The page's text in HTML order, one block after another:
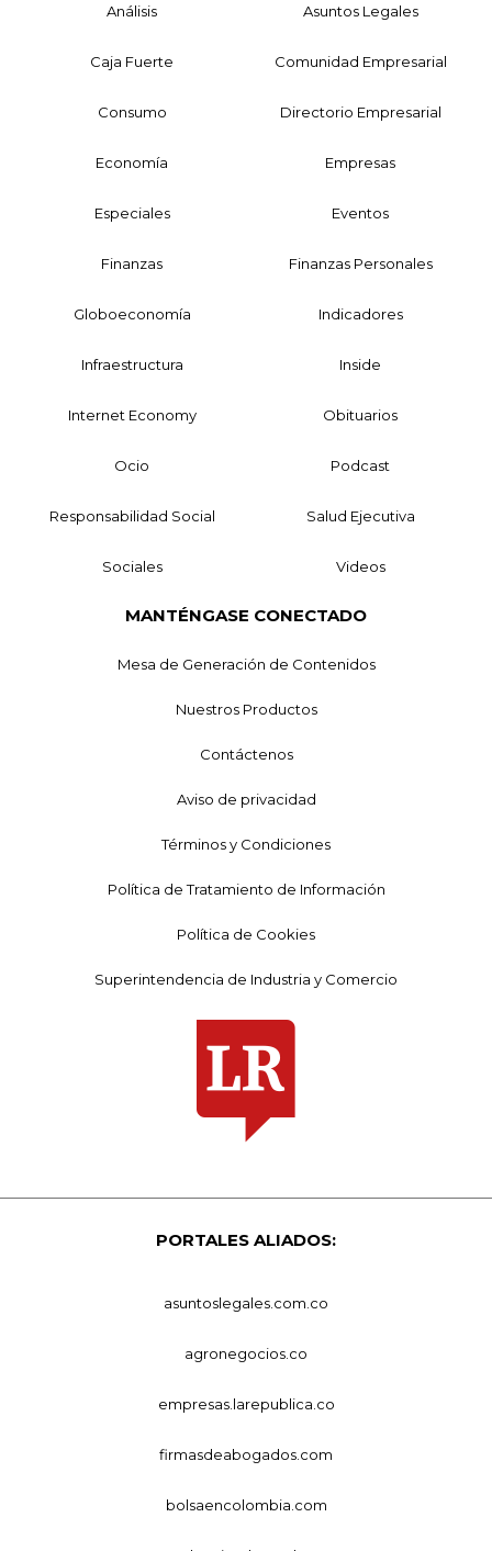
Análisis Asuntos Legales
Caja Fuerte Comunidad Empresarial
Consumo Directorio Empresarial
Economía Empresas
Especiales Eventos
Finanzas Finanzas Personales
Globoeconomía Indicadores
Infraestructura Inside
Internet Economy Obituarios
Ocio Podcast
Responsabilidad Social Salud Ejecutiva
Sociales Videos
MANTÉNGASE CONECTADO
Mesa de Generación de Contenidos
Nuestros Productos
Contáctenos
Aviso de privacidad
Términos y Condiciones
Política de Tratamiento de Información
Política de Cookies
Superintendencia de Industria y Comercio
PORTALES ALIADOS:
asuntoslegales.com.co
agronegocios.co
empresas.larepublica.co
firmasdeabogados.com
bolsaencolombia.com